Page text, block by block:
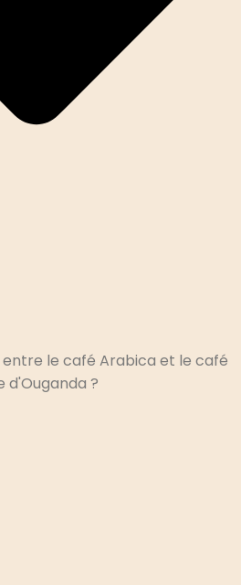
le café Arabica et le café
d'Ouganda ?